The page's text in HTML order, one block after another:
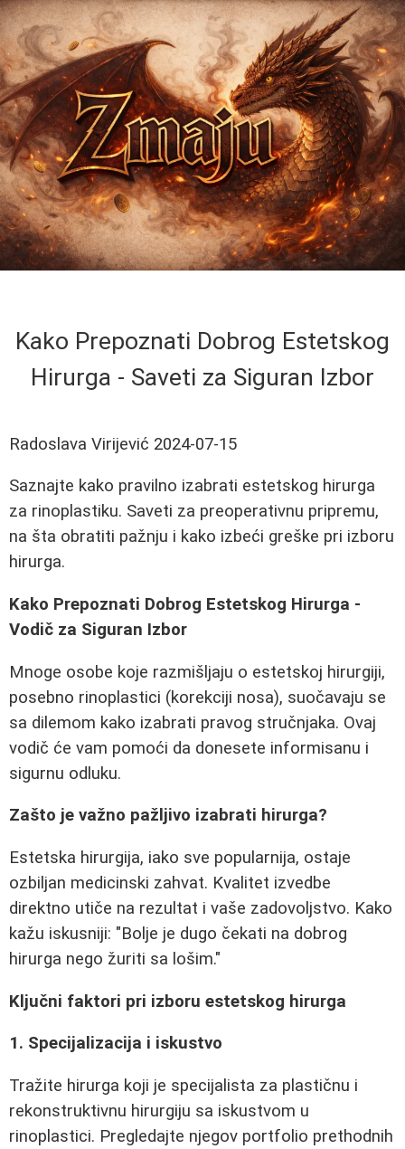
Kako Prepoznati Dobrog Estetskog
Hirurga - Saveti za Siguran Izbor
Radoslava Virijević 2024-07-15
Saznajte kako pravilno izabrati estetskog hirurga
za rinoplastiku. Saveti za preoperativnu pripremu,
na šta obratiti pažnju i kako izbeći greške pri izboru
hirurga.
Kako Prepoznati Dobrog Estetskog Hirurga -
Vodič za Siguran Izbor
Mnoge osobe koje razmišljaju o estetskoj hirurgiji,
posebno rinoplastici (korekciji nosa), suočavaju se
sa dilemom kako izabrati pravog stručnjaka. Ovaj
vodič će vam pomoći da donesete informisanu i
sigurnu odluku.
Zašto je važno pažljivo izabrati hirurga?
Estetska hirurgija, iako sve popularnija, ostaje
ozbiljan medicinski zahvat. Kvalitet izvedbe
direktno utiče na rezultat i vaše zadovoljstvo. Kako
kažu iskusniji: "Bolje je dugo čekati na dobrog
hirurga nego žuriti sa lošim."
Ključni faktori pri izboru estetskog hirurga
1. Specijalizacija i iskustvo
Tražite hirurga koji je specijalista za plastičnu i
rekonstruktivnu hirurgiju sa iskustvom u
rinoplastici. Pregledajte njegov portfolio prethodnih